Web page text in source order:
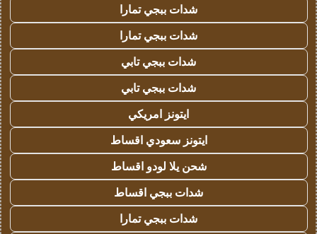
شدات ببجي تمارا
شدات ببجي تمارا
شدات ببجي تابي
شدات ببجي تابي
ايتونز امريكي
ايتونز سعودي اقساط
شحن يلا لودو اقساط
شدات ببجي اقساط
شدات ببجي تمارا